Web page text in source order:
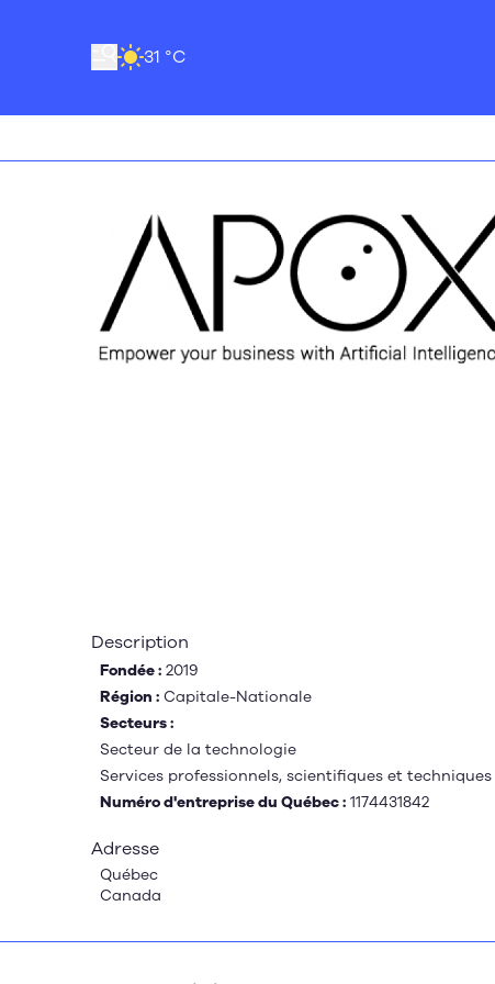
31 °C
Description
Fondée : 2019
Région : Capitale-Nationale
Secteurs :
Secteur de la technologie
Services professionnels, scientifiques et techniques
Numéro d'entreprise du Québec : 1174431842
Adresse
Québec
Canada